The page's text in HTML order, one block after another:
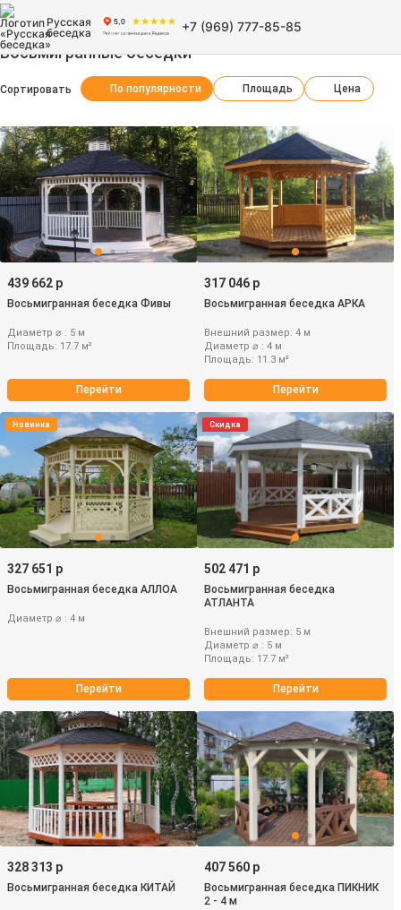
Русская
беседка
+7 (969) 777-85-85
Восьмигранные беседки
Сортировать По популярности Площадь Цена
439 662 р
Восьмигранная беседка Фивы
Диаметр ⌀ : 5 м
Площадь: 17.7 м²
Перейти
317 046 р
Восьмигранная беседка АРКА
Внешний размер: 4 м
Диаметр ⌀ : 4 м
Площадь: 11.3 м²
Перейти
Новинка
327 651 р
Восьмигранная беседка АЛЛОА
Диаметр ⌀ : 4 м
Перейти
Скидка
502 471 р
Восьмигранная беседка
АТЛАНТА
Внешний размер: 5 м
Диаметр ⌀ : 5 м
Площадь: 17.7 м²
Перейти
328 313 р
Восьмигранная беседка КИТАЙ
407 560 р
Восьмигранная беседка ПИКНИК
2 - 4 м